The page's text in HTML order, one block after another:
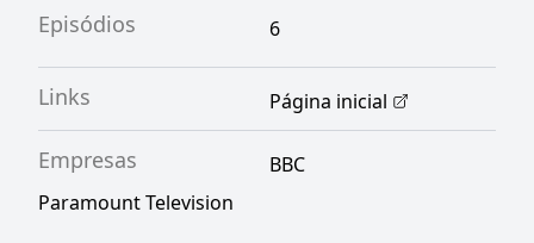
Episódios 6
Links Página inicial
Empresas
BBC
Paramount Television